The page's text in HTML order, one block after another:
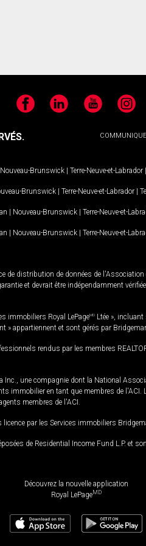
FacebookLinkedIn YouTube
Nouveau-Brunswick | Terre-Neuve-et-Labrador |
Brunswick | Terre-Neuve-et-Labrador |
| Nouveau-Brunswick | Terre-Neuve-et-
| Nouveau-Brunswick | Terre-Neuve-et-
de distribution de données de
et devrait être indépendamment
immobiliers Royal LePageMD Ltée »,
» appartiennent et sont gérés par
rendus par les membres
une compagnie dont la National
immobilier en tant que membres de
membres de l'ACI.
licence par les Services immobiliers
de Residential Income Fund L.P. et
Découvrez la nouvelle application
Royal LePageMD